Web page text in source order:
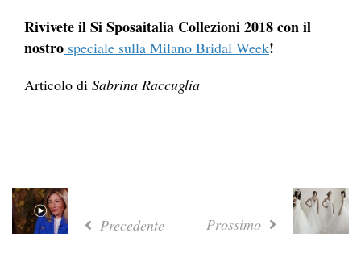
Rivivete il Si Sposaitalia Collezioni 2018 con il
nostro speciale sulla Milano Bridal Week!
Articolo di Sabrina Raccuglia
Precedente Prossimo